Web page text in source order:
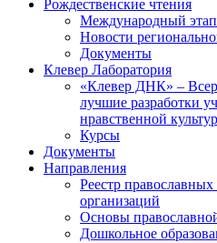
Рождественские чтения
Международный
Новости
Документы
Клевер Лаборатория
«Клевер ДНК» –
лучшие разработки
нравственной
Курсы
Документы
Направления
Реестр
организаций
Основы
Дошкольное